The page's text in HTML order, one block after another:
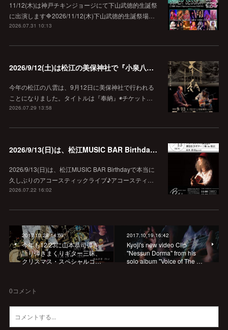
11/12(木)は神戸チキンジョージにて下山武徳的生誕祭
に出演します🔷2026/11/12(木)下山武徳的生誕祭場…
2026.07.31 10:13
2026/9/12(土)は松江の美保神社で『小泉八雲朗読のしらべ』
今年の松江の八雲は、9月12日に美保神社で行われる
ことになりました。タイトルは『奉納』◉チケット…
2026.07.29 13:58
2026/9/13(日)は、松江MUSIC BAR Birthdayでアコースティック弾き語り弾きまくりギター三昧♪
2026/9/13(日)は、松江MUSIC BAR Birthdayで本当に
久しぶりのアコースティックライブ♪アコースティ…
2026.07.22 16:02
2017.10.28 14:59
今年も12/23に山本恭司弾き
語り弾きまくりギター三昧、
クリスマス・スペシャルコ…
2017.10.19 16:42
Kyoji's new video Clip
"Nessun Dorma" from his
solo album "Voice of The …
0コメント